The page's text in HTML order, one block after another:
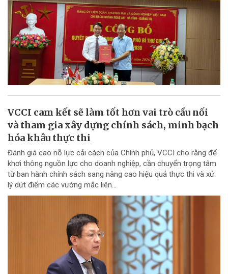
VCCI cam kết sẽ làm tốt hơn vai trò cầu nối
và tham gia xây dựng chính sách, minh bạch
hóa khâu thực thi
Đánh giá cao nỗ lực cải cách của Chính phủ, VCCI cho rằng để
khơi thông nguồn lực cho doanh nghiệp, cần chuyển trọng tâm
từ ban hành chính sách sang nâng cao hiệu quả thực thi và xử
lý dứt điểm các vướng mắc liên...